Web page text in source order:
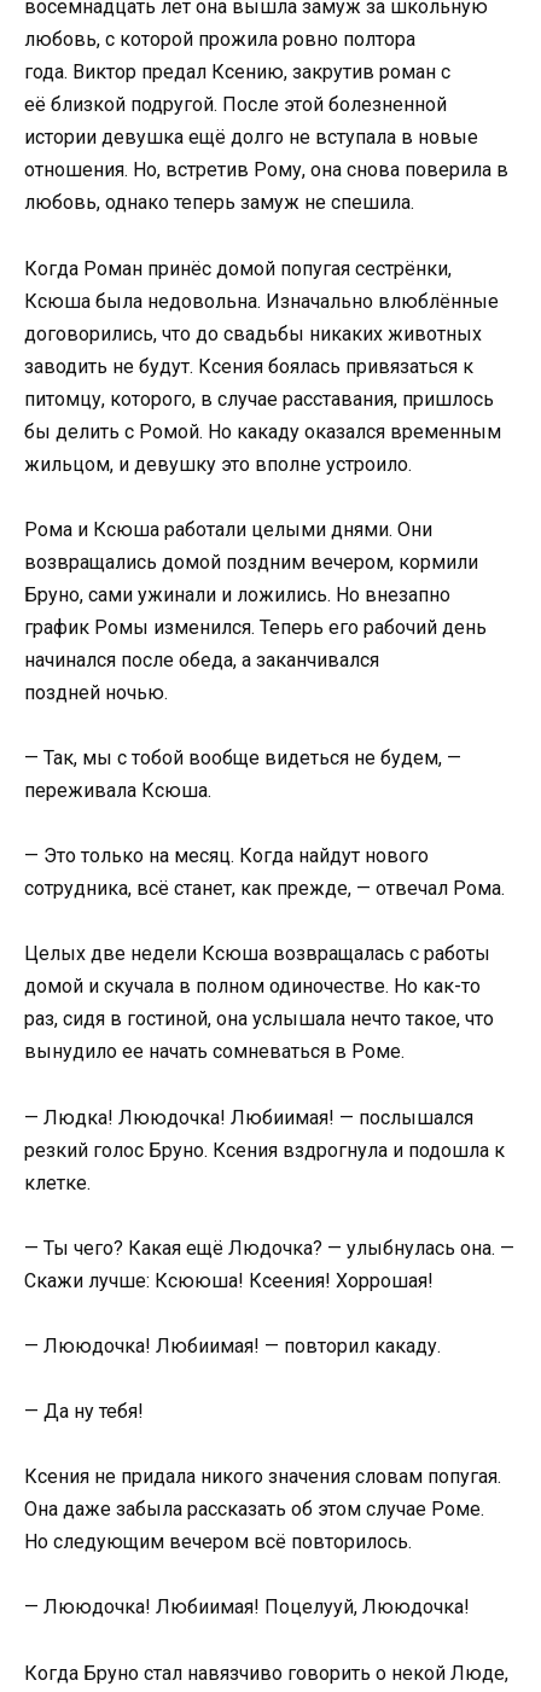
восемнадцать лет она вышла замуж за школьную
любовь, с которой прожила ровно полтора
года. Виктор предал Ксению, закрутив роман с
её близкой подругой. После этой болезненной
истории девушка ещё долго не вступала в новые
отношения. Но, встретив Рому, она снова поверила в
любовь, однако теперь замуж не спешила.
Когда Роман принёс домой попугая сестрёнки,
Ксюша была недовольна. Изначально влюблённые
договорились, что до свадьбы никаких животных
заводить не будут. Ксения боялась привязаться к
питомцу, которого, в случае расставания, пришлось
бы делить с Ромой. Но какаду оказался временным
жильцом, и девушку это вполне устроило.
Рома и Ксюша работали целыми днями. Они
возвращались домой поздним вечером, кормили
Бруно, сами ужинали и ложились. Но внезапно
график Ромы изменился. Теперь его рабочий день
начинался после обеда, а заканчивался
поздней ночью.
— Так, мы с тобой вообще видеться не будем, —
переживала Ксюша.
— Это только на месяц. Когда найдут нового
сотрудника, всё станет, как прежде, — отвечал Рома.
Целых две недели Ксюша возвращалась с работы
домой и скучала в полном одиночестве. Но как-то
раз, сидя в гостиной, она услышала нечто такое, что
вынудило ее начать сомневаться в Роме.
— Людка! Лююдочка! Любиимая! — послышался
резкий голос Бруно. Ксения вздрогнула и подошла к
клетке.
— Ты чего? Какая ещё Людочка? — улыбнулась она. —
Скажи лучше: Ксююша! Ксеения! Хоррошая!
— Лююдочка! Любиимая! — повторил какаду.
— Да ну тебя!
Ксения не придала никого значения словам попугая.
Она даже забыла рассказать об этом случае Роме.
Но следующим вечером всё повторилось.
— Лююдочка! Любиимая! Поцелууй, Лююдочка!
Когда Бруно стал навязчиво говорить о некой Люде,